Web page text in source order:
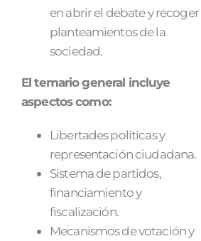
en abrir el debate y recoger
planteamientos de la
sociedad.
El temario general incluye
aspectos como:
Libertades políticas y
representación ciudadana.
Sistema de partidos,
financiamiento y
fiscalización.
Mecanismos de votación y